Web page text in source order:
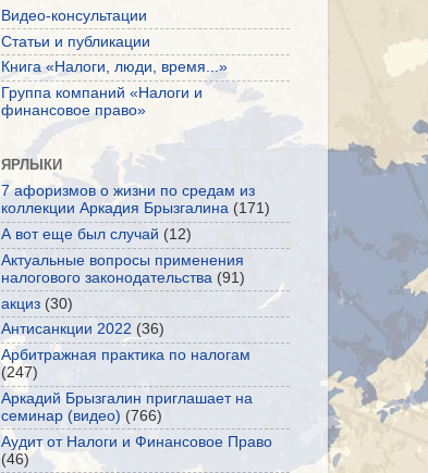
Видео-консультации
Статьи и публикации
Книга «Налоги, люди, время...»
Группа компаний «Налоги и
финансовое право»
ЯРЛЫКИ
7 афоризмов о жизни по средам из
коллекции Аркадия Брызгалина (171)
А вот еще был случай (12)
Актуальные вопросы применения
налогового законодательства (91)
акциз (30)
Антисанкции 2022 (36)
Арбитражная практика по налогам
(247)
Аркадий Брызгалин приглашает на
семинар (видео) (766)
Аудит от Налоги и Финансовое Право
(46)